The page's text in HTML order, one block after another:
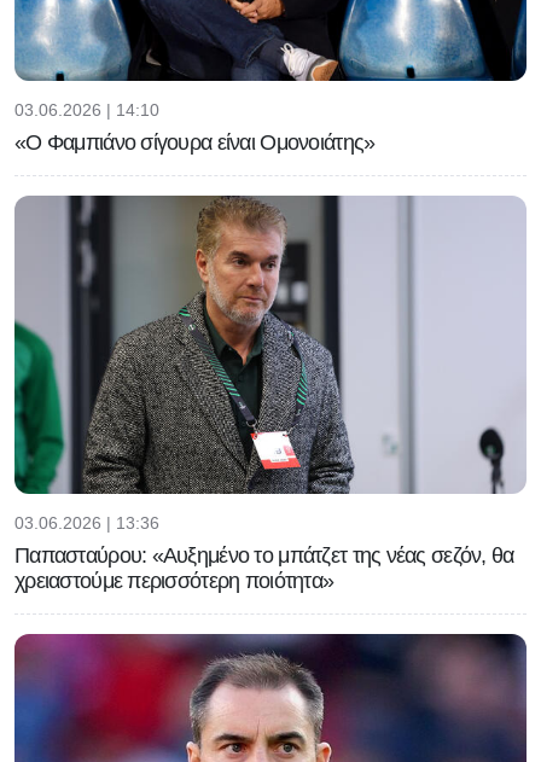
03.06.2026 | 14:10
«Ο Φαμπιάνο σίγουρα είναι Ομονοιάτης»
03.06.2026 | 13:36
Παπασταύρου: «Αυξημένο το μπάτζετ της νέας σεζόν, θα
χρειαστούμε περισσότερη ποιότητα»